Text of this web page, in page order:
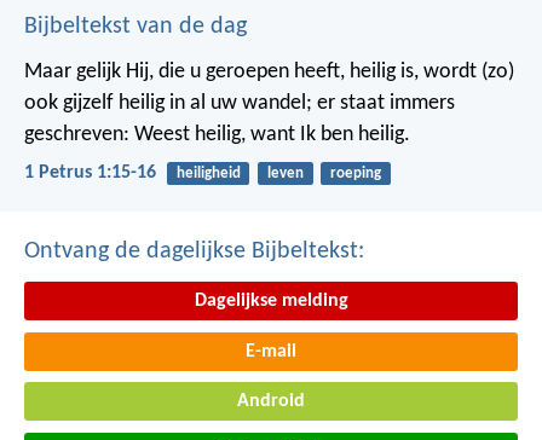
Bijbeltekst van de dag
Maar gelijk Hij, die u geroepen heeft, heilig is, wordt (zo)
ook gijzelf heilig in al uw wandel; er staat immers
geschreven: Weest heilig, want Ik ben heilig.
1 Petrus 1:15-16 heiligheid leven roeping
Ontvang de dagelijkse Bijbeltekst:
Dagelijkse melding
E-mail
Android